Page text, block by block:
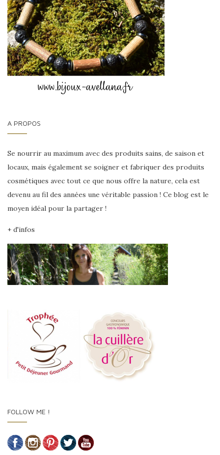
A PROPOS
Se nourrir au maximum avec des produits sains, de saison et
locaux, mais également se soigner et fabriquer des produits
cosmétiques avec tout ce que nous offre la nature, cela est
devenu au fil des années une véritable passion ! Ce blog est le
moyen idéal pour la partager !
+ d'infos
FOLLOW ME !